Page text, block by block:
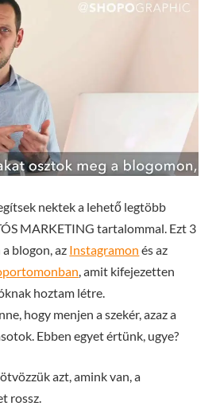
nektek a lehető legtöbb
MARKETING tartalommal. Ezt 3
blogon, az Instagramon és az
, amit kifejezetten
hoztam létre.
hogy menjen a szekér, azaz a
Ebben egyet értünk, ugye?
azt, amink van, a
rossz.